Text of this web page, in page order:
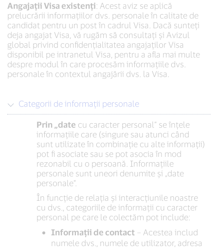
Angajații Visa existenți: Acest aviz se aplică
prelucrării informațiilor dvs. personale în calitate de
candidat pentru un post în cadrul Visa. Dacă sunteți
deja angajat Visa, vă rugăm să consultați și Avizul
global privind confidențialitatea angajaților Visa
disponibil pe intranetul Visa, pentru a afla mai multe
despre modul în care procesăm informațiile dvs.
personale în contextul angajării dvs. la Visa.
Categorii de informații personale
Prin „date cu caracter personal” se înțele
informațiile care (singure sau atunci când
sunt utilizate în combinație cu alte informații)
pot fi asociate sau se pot asocia în mod
rezonabil cu o persoană. Informațiile
personale sunt uneori denumite și „date
personale”.
În funcție de relația și interacțiunile noastre
cu dvs., categoriile de informații cu caracter
personal pe care le colectăm pot include:
Informații de contact – Acestea includ
numele dvs., numele de utilizator, adresa